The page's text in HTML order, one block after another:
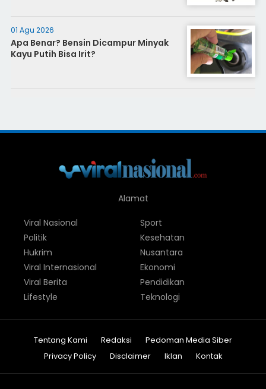
01 Agu 2026
Apa Benar? Bensin Dicampur Minyak
Kayu Putih Bisa Irit?
Alamat
Viral Nasional
Politik
Hukrim
Viral Internasional
Viral Berita
Lifestyle
Sport
Kesehatan
Nusantara
Ekonomi
Pendidikan
Teknologi
Tentang Kami Redaksi
Pedoman Media Siber
Privacy Policy
Disclaimer Iklan Kontak